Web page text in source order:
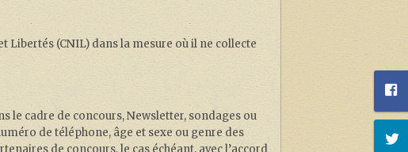
(CNIL) dans la mesure où il ne collecte
le cadre de concours, Newsletter, sondages ou
de téléphone, âge et sexe ou genre des